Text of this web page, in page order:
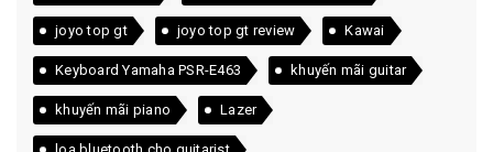
joyo top gt joyo top gt review Kawai
Keyboard Yamaha PSR-E463 khuyến mãi guitar
khuyến mãi piano Lazer
loa bluetooth cho guitarist